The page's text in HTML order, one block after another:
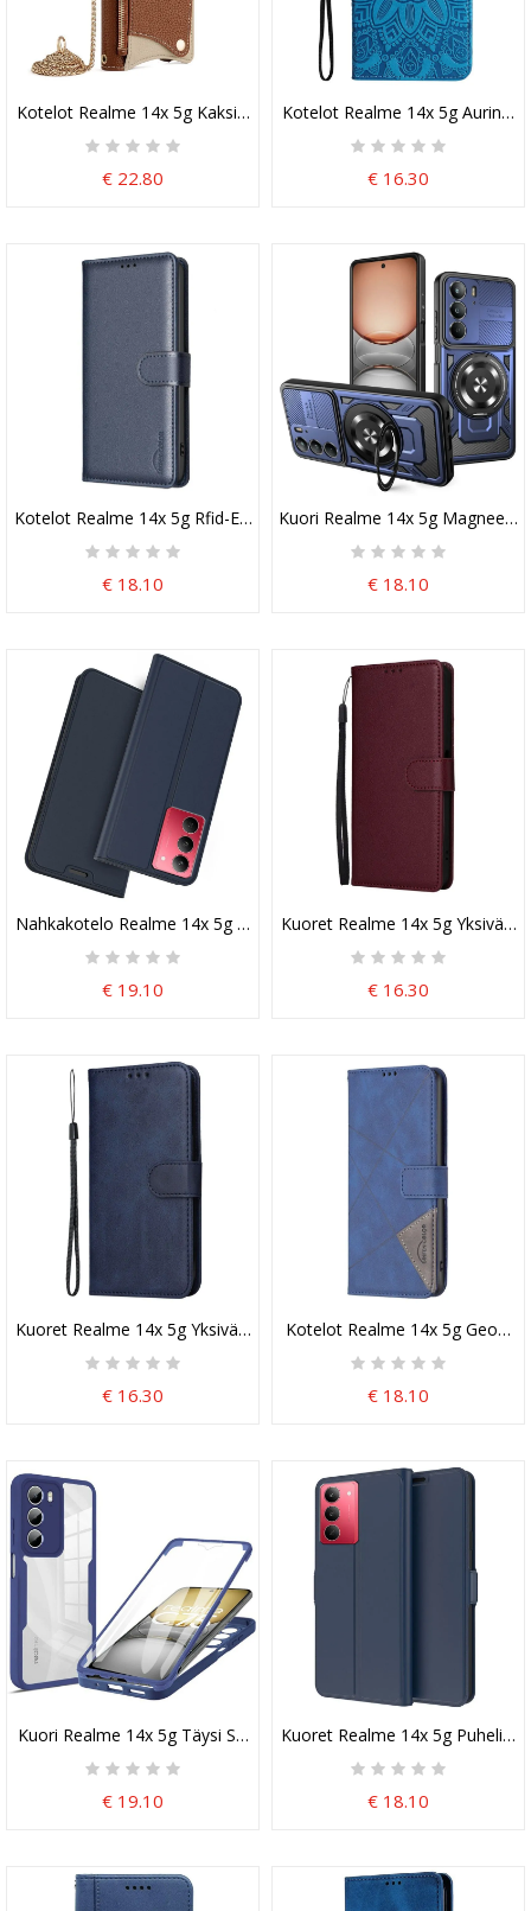
Kotelot Realme 14x 5g Kaksivärinen Lompakko Ketjulla
€ 22.80
Kotelot Realme 14x 5g
€ 16.30
Kotelot Realme 14x 5g Rfid-Esto Binfen Color
€ 18.10
Kuori Realme 14x 5g
€ 18.10
Nahkakotelo Realme 14x 5g Korttikotelo
€ 19.10
Kuoret Realme 14x 5g
€ 16.30
Kuoret Realme 14x 5g Yksivärinen Ranneke
€ 16.30
Kotelot Realme 14x 5g
€ 18.10
Kuori Realme 14x 5g Täysi Suojaus Suojakuori
€ 19.10
Kuoret Realme 14x 5g
€ 18.10